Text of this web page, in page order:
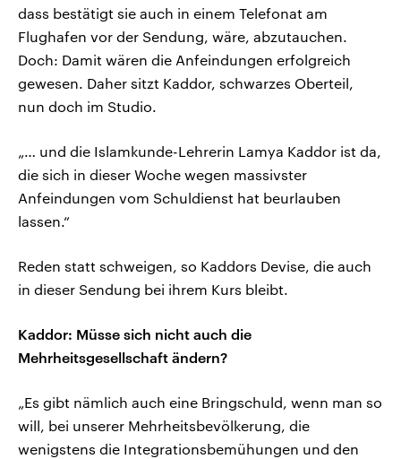
dass bestätigt sie auch in einem Telefonat am
Flughafen vor der Sendung, wäre, abzutauchen.
Doch: Damit wären die Anfeindungen erfolgreich
gewesen. Daher sitzt Kaddor, schwarzes Oberteil,
nun doch im Studio.
„… und die Islamkunde-Lehrerin Lamya Kaddor ist da,
die sich in dieser Woche wegen massivster
Anfeindungen vom Schuldienst hat beurlauben
lassen.“
Reden statt schweigen, so Kaddors Devise, die auch
in dieser Sendung bei ihrem Kurs bleibt.
Kaddor: Müsse sich nicht auch die
Mehrheitsgesellschaft ändern?
„Es gibt nämlich auch eine Bringschuld, wenn man so
will, bei unserer Mehrheitsbevölkerung, die
wenigstens die Integrationsbemühungen und den